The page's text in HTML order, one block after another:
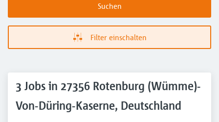
Suchen
Filter einschalten
3 Jobs in 27356 Rotenburg (Wümme)-
Von-Düring-Kaserne, Deutschland